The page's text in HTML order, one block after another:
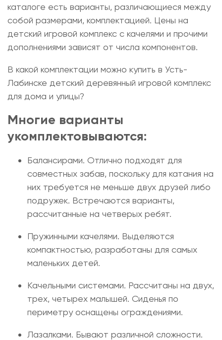
каталоге есть варианты, различающиеся между
собой размерами, комплектацией. Цены на
детский игровой комплекс с качелями и прочими
дополнениями зависят от числа компонентов.
В какой комплектации можно купить в Усть-
Лабинске детский деревянный игровой комплекс
для дома и улицы?
Многие варианты
укомплектовываются:
Балансирами. Отлично подходят для
совместных забав, поскольку для катания на
них требуется не меньше двух друзей либо
подружек. Встречаются варианты,
рассчитанные на четверых ребят.
Пружинными качелями. Выделяются
компактностью, разработаны для самых
маленьких детей.
Качельными системами. Рассчитаны на двух,
трех, четырех малышей. Сиденья по
периметру оснащены ограждениями.
Лазалками. Бывают различной сложности.